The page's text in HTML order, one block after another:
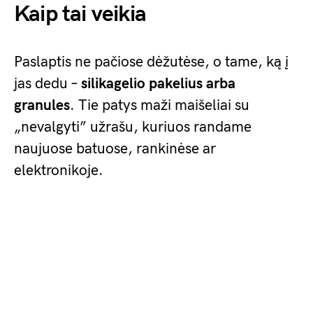
Kaip tai veikia
Paslaptis ne pačiose dėžutėse, o tame, ką į
jas dedu – silikagelio pakelius arba
granules. Tie patys maži maišeliai su
„nevalgyti” užrašu, kuriuos randame
naujuose batuose, rankinėse ar
elektronikoje.